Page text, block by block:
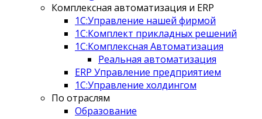
Комплексная автоматизация и ERP
1С:Управление нашей фирмой
1С:Комплект прикладных решений
1С:Комплексная Автоматизация
Реальная автоматизация
ERP Управление предприятием
1С:Управление холдингом
По отраслям
Образование